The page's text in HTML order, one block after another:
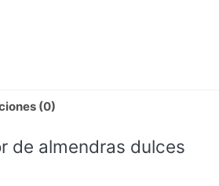
(0)
de almendras dulces